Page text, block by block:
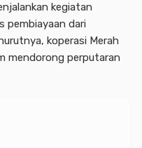
kegiatan
pembiayaan dari
koperasi Merah
mendorong perputaran